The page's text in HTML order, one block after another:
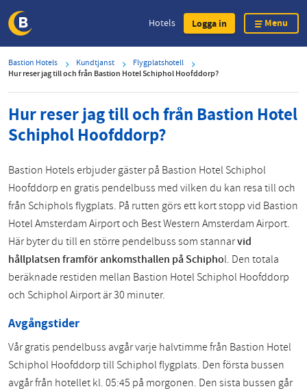
main
content
Hotels Logga in Menu
Bastion Hotels Kundtjanst
Flygplatshotell
Hur reser jag till och från Bastion Hotel Schiphol Hoofddorp?
Hur reser jag till och från Bastion Hotel
Schiphol Hoofddorp?
Bastion Hotels erbjuder gäster på Bastion Hotel Schiphol
Hoofddorp en gratis pendelbuss med vilken du kan resa till och
från Schiphols flygplats. På rutten görs ett kort stopp vid Bastion
Hotel Amsterdam Airport och Best Western Amsterdam Airport.
Här byter du till en större pendelbuss som stannarvid
hållplatsen framför ankomsthallen på Schiphol. Den totala
beräknade restiden mellan Bastion Hotel Schiphol Hoofddorp
och Schiphol Airport är 30 minuter.
Avgångstider
Vår gratis pendelbuss avgår varje halvtimme från Bastion Hotel
Schiphol Hoofddorp till Schiphol flygplats. Den första bussen
avgår från hotellet kl. 05:45 på morgonen. Den sista bussen går